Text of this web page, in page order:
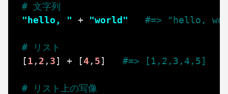
# 文字列
"hello, "
+ "world" #=> "hello,
# リスト
[1 , 2 , 3] + [4 , 5] #=> [1,2,3,4,5]
# リスト上の写像